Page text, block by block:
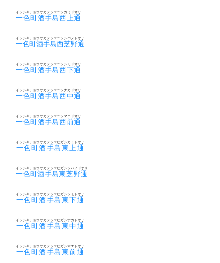
一色町酒手島西上通
イッシキチョウサカテジマニシカミドオリ
一色町酒手島西芝野通
イッシキチョウサカテジマニシシバノドオリ
一色町酒手島西下通
イッシキチョウサカテジマニシシモドオリ
一色町酒手島西中通
イッシキチョウサカテジマニシナカドオリ
一色町酒手島西前通
イッシキチョウサカテジマニシマエドオリ
一色町酒手島東上通
イッシキチョウサカテジマヒガシカミドオリ
一色町酒手島東芝野通
イッシキチョウサカテジマヒガシシバノドオリ
一色町酒手島東下通
イッシキチョウサカテジマヒガシシモドオリ
一色町酒手島東中通
イッシキチョウサカテジマヒガシナカドオリ
一色町酒手島東前通
イッシキチョウサカテジマヒガシマエドオリ